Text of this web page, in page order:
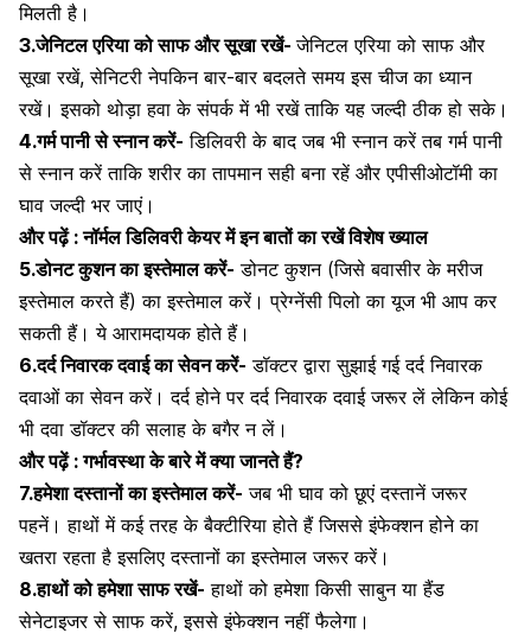
मिलती है।
3.जेनिटल एरियाको साफ और सूखा रखें-जेनिटल एरिया को साफ और
सूखा रखें, सेनिटरी नेपकिन बार-बार बदलते समय इस चीज का ध्यान
रखें। इसको थोड़ा हवा के संपर्क में भी रखें ताकि यह जल्दी ठीक हो सके।
4.गर्म पानी से स्नान करें- डिलिवरी के बाद जब भी स्नान करें तब गर्म पानी
से स्नान करें ताकि शरीर का तापमान सही बना रहें और एपीसीओटॉमी का
घाव जल्दी भर जाएं।
और पढ़ें :नॉर्मल डिलिवरी केयर में इन बातों का रखें विशेष ख्याल
5.डोनट कुशन का इस्तेमाल करें- डोनट कुशन (जिसेबवासीरके मरीज
इस्तेमाल करते हैं) का इस्तेमाल करें।प्रेग्नेंसी पिलो का यूज भी आप कर
सकती हैं। ये आरामदायक होते हैं।
6.दर्द निवारक दवाईका सेवन करें- डॉक्टर द्वारा सुझाई गई दर्द निवारक
दवाओं का सेवन करें। दर्द होने पर दर्द निवारक दवाई जरूर लें लेकिन कोई
भी दवा डॉक्टर की सलाह के बगैर न लें।
और पढ़ें :गर्भावस्था के बारे में क्या जानते हैं?
7.हमेशा दस्तानों का इस्तेमाल करें- जब भी घाव को छूएं दस्तानें जरूर
पहनें। हाथों में कई तरह के बैक्टीरिया होते हैं जिससे इंफेक्शन होने का
खतरा रहता है इसलिए दस्तानों का इस्तेमाल जरूर करें।
8.हाथों को हमेशा साफ रखें- हाथों को हमेशा किसी साबुन या हैंड
सेनेटाइजर से साफ करें, इससे इंफेक्शन नहीं फैलेगा।